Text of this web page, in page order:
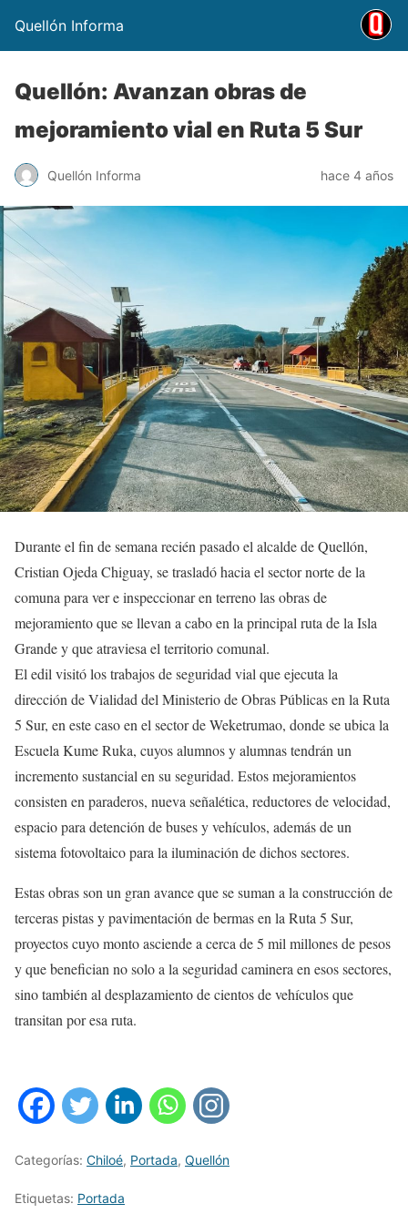
Quellón Informa
Quellón: Avanzan obras de
mejoramiento vial en Ruta 5 Sur
Quellón Informa hace 4 años
Durante el fin de semana recién pasado el alcalde de Quellón,
Cristian Ojeda Chiguay, se trasladó hacia el sector norte de la
comuna para ver e inspeccionar en terreno las obras de
mejoramiento que se llevan a cabo en la principal ruta de la Isla
Grande y que atraviesa el territorio comunal.
El edil visitó los trabajos de seguridad vial que ejecuta la
dirección de Vialidad del Ministerio de Obras Públicas en la Ruta
5 Sur, en este caso en el sector de Weketrumao, donde se ubica la
Escuela Kume Ruka, cuyos alumnos y alumnas tendrán un
incremento sustancial en su seguridad. Estos mejoramientos
consisten en paraderos, nueva señalética, reductores de velocidad,
espacio para detención de buses y vehículos, además de un
sistema fotovoltaico para la iluminación de dichos sectores.
Estas obras son un gran avance que se suman a la construcción de
terceras pistas y pavimentación de bermas en la Ruta 5 Sur,
proyectos cuyo monto asciende a cerca de 5 mil millones de pesos
y que benefician no solo a la seguridad caminera en esos sectores,
sino también al desplazamiento de cientos de vehículos que
transitan por esa ruta.
Categorías: Chiloé, Portada, Quellón
Etiquetas: Portada